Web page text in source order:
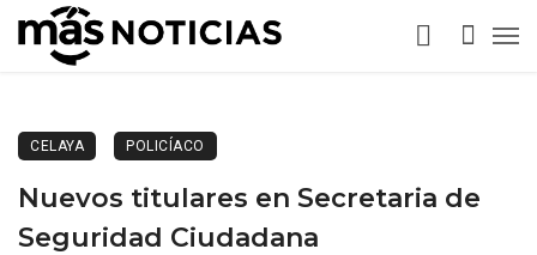
CELAYA POLICÍACO
Nuevos titulares en Secretaria de
Seguridad Ciudadana